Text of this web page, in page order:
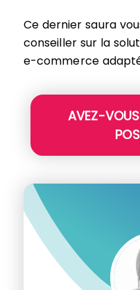
Ce dernier saura
conseiller sur la
e-commerce
AVEZ-